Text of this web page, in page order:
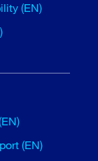
(EN)
(EN)